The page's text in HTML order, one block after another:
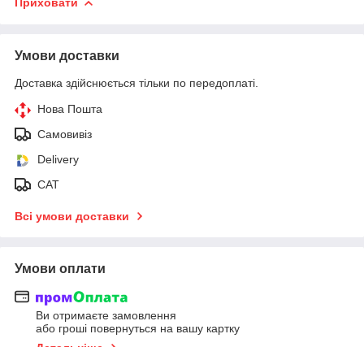
Умови доставки
Доставка здійснюється тільки по передоплаті.
Нова Пошта
Самовивіз
Delivery
САТ
Всі умови доставки
Умови оплати
Ви отримаєте замовлення
або гроші повернуться на вашу картку